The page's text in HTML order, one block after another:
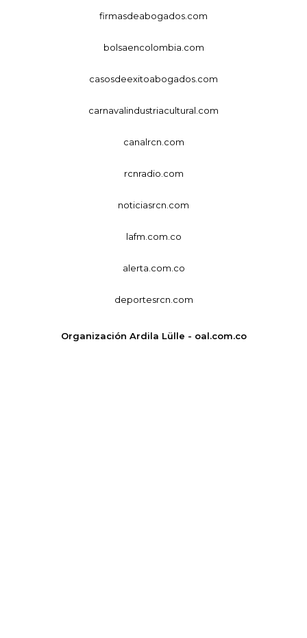
firmasdeabogados.com
bolsaencolombia.com
casosdeexitoabogados.com
carnavalindustriacultural.com
canalrcn.com
rcnradio.com
noticiasrcn.com
lafm.com.co
alerta.com.co
deportesrcn.com
Organización Ardila Lülle - oal.com.co